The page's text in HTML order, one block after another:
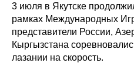
3 июля в Якутске
рамках Международных
представители России,
Кыргызстана
лазании на скорость.